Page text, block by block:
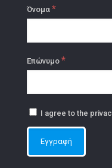
Όνομα *
Επώνυμο *
I agree to the